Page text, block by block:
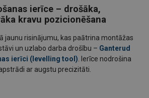
ierīce – drošāka,
kravu pozicionēšana
jaunu risinājumu, kas paātrina montāžas
un uzlabo darba drošību – Ganterud
ierīci (levelling tool). Ierīce nodrošina
ar augstu precizitāti.